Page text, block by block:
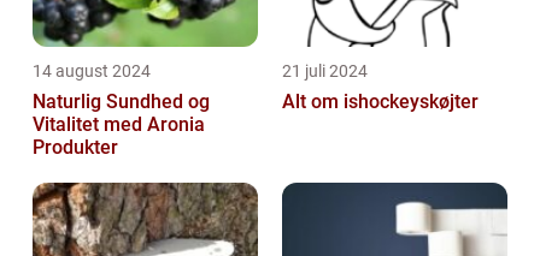
14 august 2024
Naturlig Sundhed og
Vitalitet med Aronia
Produkter
21 juli 2024
Alt om ishockeyskøjter